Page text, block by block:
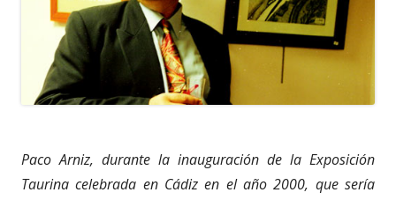
Paco Arniz, durante la inauguración de la Exposición
Taurina celebrada en Cádiz en el año 2000, que sería